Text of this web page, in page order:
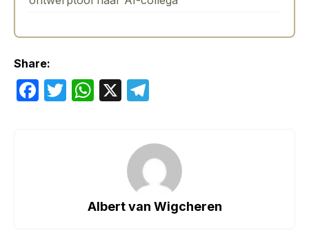
Share:
F
T
W
p
X
gr
a
m
Albert van Wigcheren